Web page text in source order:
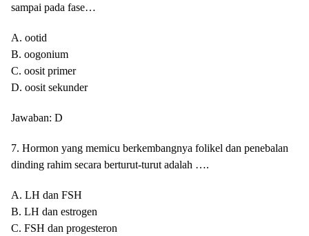
sampai pada fase…
A. ootid
B. oogonium
C. oosit primer
D. oosit sekunder
Jawaban: D
7. Hormon yang memicu berkembangnya folikel dan penebalan
dinding rahim secara berturut-turut adalah ….
A. LH dan FSH
B. LH dan estrogen
C. FSH dan progesteron